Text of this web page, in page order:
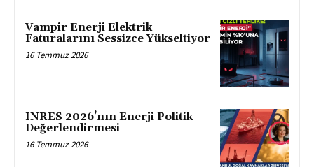
Vampir Enerji Elektrik
Faturalarını Sessizce Yükseltiyor
16 Temmuz 2026
INRES 2026’nın Enerji Politik
Değerlendirmesi
16 Temmuz 2026